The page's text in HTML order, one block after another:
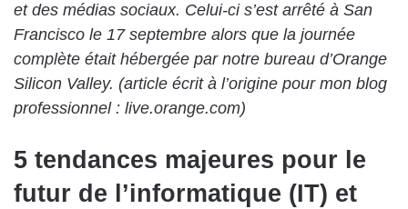
et des médias sociaux. Celui-ci s’est arrêté à San
Francisco le 17 septembre alors que la journée
complète était hébergée par notre bureau d’Orange
Silicon Valley. (article écrit à l’origine pour mon blog
professionnel : live.orange.com)
5 tendances majeures pour le
futur de l’informatique (IT) et